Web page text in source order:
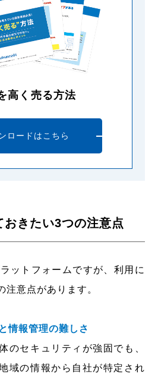
高く売る方法
ロードはこちら
きたい3つの注意点
ットフォームですが、利用に
注意点があります。
情報管理の難しさ
のセキュリティが強固でも、
域の情報から自社が特定され